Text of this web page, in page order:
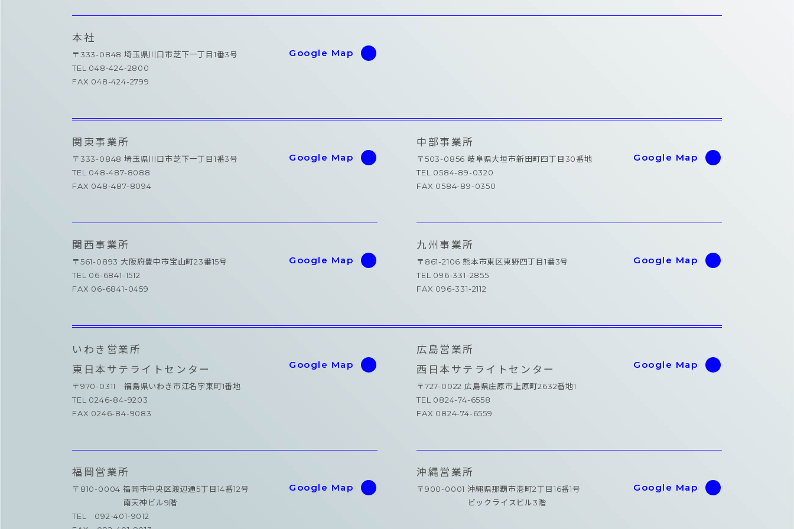
本社
〒333-0848 埼玉県川口市芝下一丁目1番3号
TEL 048-424-2800
FAX 048-424-2799
Google Map
関東事業所
〒333-0848 埼玉県川口市芝下一丁目1番3号
TEL 048-487-8088
FAX 048-487-8094
Google Map
中部事業所
〒503-0856 岐阜県大垣市新田町四丁目30番地
TEL 0584-89-0320
FAX 0584-89-0350
Google Map
関西事業所
〒561-0893 大阪府豊中市宝山町23番15号
TEL 06-6841-1512
FAX 06-6841-0459
Google Map
九州事業所
〒861-2106 熊本市東区東野四丁目1番3号
TEL 096-331-2855
FAX 096-331-2112
Google Map
いわき営業所
東日本サテライトセンター
〒970-0311 福島県いわき市江名字東町1番地
TEL 0246-84-9203
FAX 0246-84-9083
Google Map
広島営業所
西日本サテライトセンター
〒727-0022 広島県庄原市上原町2632番地1
TEL 0824-74-6558
FAX 0824-74-6559
Google Map
福岡営業所
〒810-0004 福岡市中央区渡辺通5丁目14番12号
南天神ビル9階
TEL 092-401-9012
Google Map
沖縄営業所
〒900-0001 沖縄県那覇市港町2丁目16番1号
ビックライスビル3階
Google Map